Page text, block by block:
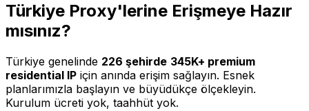
Türkiye Proxy'lerine Erişmeye Hazır
mısınız?
Türkiye genelinde 226 şehirde 345K+ premium
residential IP için anında erişim sağlayın. Esnek
planlarımızla başlayın ve büyüdükçe ölçekleyin.
Kurulum ücreti yok, taahhüt yok.